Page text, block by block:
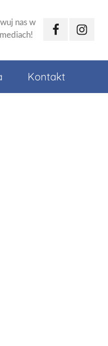
nas w
Facebook
Kontakt